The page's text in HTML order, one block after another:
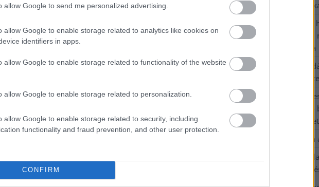
allow Google to send me personalized advertising.
allow Google to enable storage related to analytics like cookies on
identifiers in apps.
allow Google to enable storage related to functionality of the website
allow Google to enable storage related to personalization.
allow Google to enable storage related to security, including
functionality and fraud prevention, and other user protection.
CONFIRM
iskolaigazgatók
Sok volt az igazolatlan
fizetéslevonást kapott,
kevesebbet vittek haza
A Szolnok megyei
JÉGER további
Csendélet 5.0: alig
remek állapotban
Szolnok mennyire
Pénteken újra
Napokon belül
elnököt az